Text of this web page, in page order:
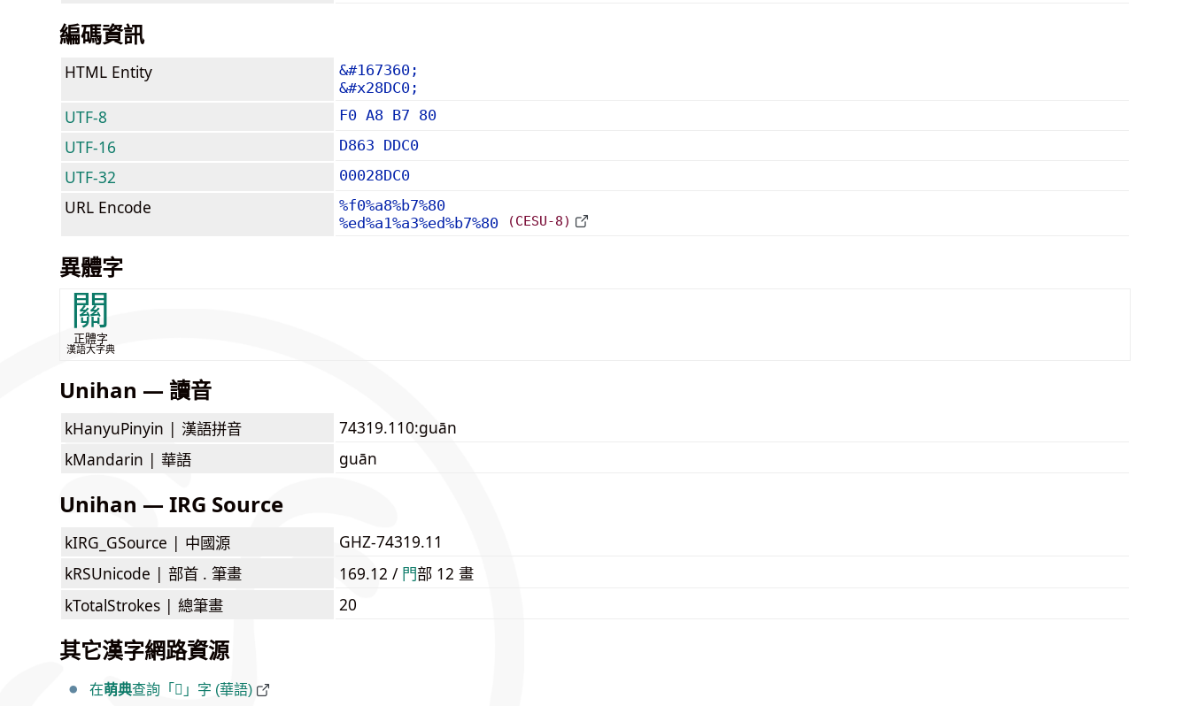
編碼資訊
HTML Entity
&#167360;
&#x28DC0;
UTF-8 F0 A8 B7 80
UTF-16 D863 DDC0
UTF-32 00028DC0
URL Encode
%f0%a8%b7%80
%ed%a1%a3%ed%b7%80
(CESU-8)
異體字
關
正體字
漢語大字典
Unihan — 讀音
kHanyuPinyin | 漢語拼音
74319.110:guān
kMandarin | 華語 guān
Unihan — IRG Source
kIRG_GSource | 中國源
GHZ-74319.11
kRSUnicode | 部首 . 筆畫 169.12 / ⾨部 12 畫
kTotalStrokes | 總筆畫 20
其它漢字網路資源
在萌典查詢「𨷀」字 (華語)